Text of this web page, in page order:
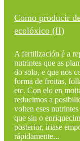
Como producir
ecolóxico (II)
A fertilización é a
nutrintes que as
do solo, e que nos
forma de froitas,
etc. Con elo en
reducimos a
volten eses
que sin o
posterior, iriase
rápidamente...